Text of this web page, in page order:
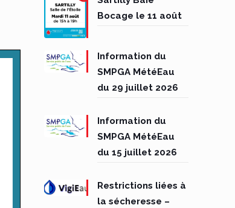
Bocage le 11 août
Information du
SMPGA MétéEau
du 29 juillet 2026
Information du
SMPGA MétéEau
du 15 juillet 2026
Restrictions liées à
la sécheresse –